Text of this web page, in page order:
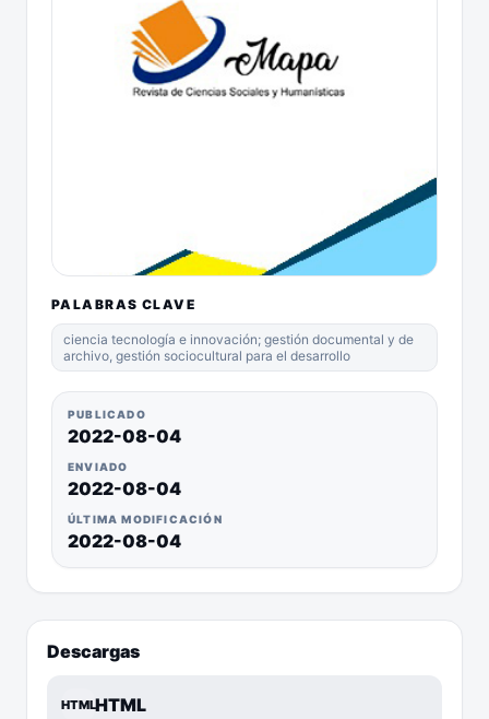
PALABRAS CLAVE
ciencia tecnología e innovación; gestión documental y de
archivo, gestión sociocultural para el desarrollo
PUBLICADO
2022-08-04
ENVIADO
2022-08-04
ÚLTIMA MODIFICACIÓN
2022-08-04
Descargas
HTMLHTML